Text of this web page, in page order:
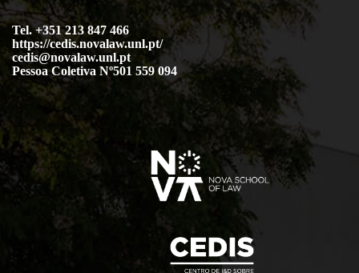
Tel. +351 213 847 466
https://cedis.novalaw.unl.pt/
cedis@novalaw.unl.pt
Pessoa Coletiva Nº501 559 094